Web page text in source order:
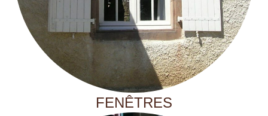
FENÊTRES